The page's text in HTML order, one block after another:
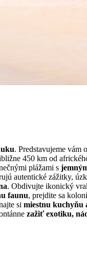
. Predstavujeme vám
450 km od
plážami s
autentické zážitky,
. Obdivujte ikonický
faunu, prejdite sa
si miestnu kuchyňu
zažiť exotiku,